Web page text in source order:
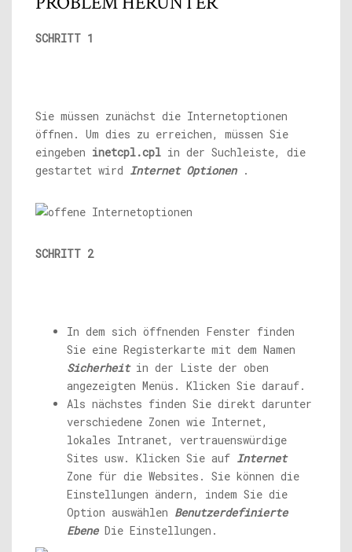
SCHRITT 1
Sie müssen zunächst die Internetoptionen
öffnen. Um dies zu erreichen, müssen Sie
eingeben inetcpl.cpl in der Suchleiste, die
gestartet wird Internet Optionen .
SCHRITT 2
In dem sich öffnenden Fenster finden
Sie eine Registerkarte mit dem Namen
Sicherheit in der Liste der oben
angezeigten Menüs. Klicken Sie darauf.
Als nächstes finden Sie direkt darunter
verschiedene Zonen wie Internet,
lokales Intranet, vertrauenswürdige
Sites usw. Klicken Sie auf Internet
Zone für die Websites. Sie können die
Einstellungen ändern, indem Sie die
Option auswählen Benutzerdefinierte
Ebene Die Einstellungen.